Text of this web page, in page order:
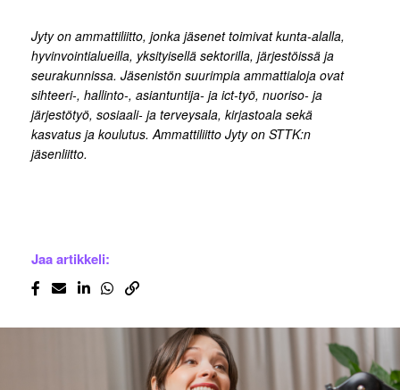
Jyty on ammattiliitto, jonka jäsenet toimivat kunta-alalla,
hyvinvointialueilla, yksityisellä sektorilla, järjestöissä ja
seurakunnissa. Jäsenistön suurimpia ammattialoja ovat
sihteeri-, hallinto-, asiantuntija- ja ict-työ, nuoriso- ja
järjestötyö, sosiaali- ja terveysala, kirjastoala sekä
kasvatus ja koulutus. Ammattiliitto Jyty on STTK:n
jäsenliitto.
Jaa artikkeli: